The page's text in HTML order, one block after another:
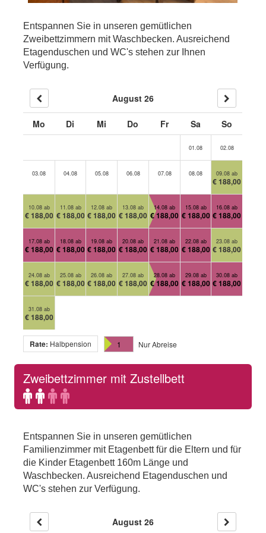
Entspannen Sie in unseren gemütlichen
Zweibettzimmern mit Waschbecken. Ausreichend
Etagenduschen und WC's stehen zur Ihnen
Verfügung.
August 26
Mo Di Mi Do Fr Sa So
01.08 02.08
03.08 04.08 05.08 06.08 07.08 08.08 09.08 ab
€ 188,00
10.08 ab
€ 188,00
11.08 ab
€ 188,00
12.08 ab
€ 188,00
13.08 ab
€ 188,00
14.08 ab
€ 188,00
15.08 ab
€ 188,00
16.08 ab
€ 188,00
17.08 ab
€ 188,00
18.08 ab
€ 188,00
19.08 ab
€ 188,00
20.08 ab
€ 188,00
21.08 ab
€ 188,00
22.08 ab
€ 188,00
23.08 ab
€ 188,00
24.08 ab
€ 188,00
25.08 ab
€ 188,00
26.08 ab
€ 188,00
27.08 ab
€ 188,00
28.08 ab
€ 188,00
29.08 ab
€ 188,00
30.08 ab
€ 188,00
31.08 ab
€ 188,00
Rate: Halbpension 1 Nur Abreise
Zweibettzimmer mit Zustellbett
Standard
occupancy:
persons
Additional
occupancy
up
to
4
persons
Entspannen Sie in unseren gemütlichen
Familienzimmer mit Etagenbett für die Eltern und für
die Kinder Etagenbett 160m Länge und
Waschbecken. Ausreichend Etagenduschen und
WC's stehen zur Verfügung.
August 26